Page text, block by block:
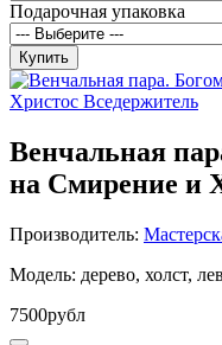
Подарочная упаковка
Купить
Венчальная
на Смирение и
Производитель:
Модель: дерево, холст,
7500рубл